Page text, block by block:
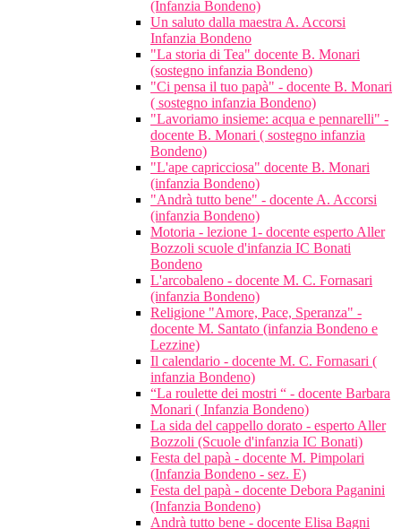
(Infanzia Bondeno)
Un saluto dalla maestra A. Accorsi
Infanzia Bondeno
"La storia di Tea" docente B. Monari
(sostegno infanzia Bondeno)
"Ci pensa il tuo papà" - docente B. Monari
( sostegno infanzia Bondeno)
"Lavoriamo insieme: acqua e pennarelli" -
docente B. Monari ( sostegno infanzia
Bondeno)
"L'ape capricciosa" docente B. Monari
(infanzia Bondeno)
"Andrà tutto bene" - docente A. Accorsi
(infanzia Bondeno)
Motoria - lezione 1- docente esperto Aller
Bozzoli scuole d'infanzia IC Bonati
Bondeno
L'arcobaleno - docente M. C. Fornasari
(infanzia Bondeno)
Religione "Amore, Pace, Speranza" -
docente M. Santato (infanzia Bondeno e
Lezzine)
Il calendario - docente M. C. Fornasari (
infanzia Bondeno)
“La roulette dei mostri “ - docente Barbara
Monari ( Infanzia Bondeno)
La sida del cappello dorato - esperto Aller
Bozzoli (Scuole d'infanzia IC Bonati)
Festa del papà - docente M. Pimpolari
(Infanzia Bondeno - sez. E)
Festa del papà - docente Debora Paganini
(Infanzia Bondeno)
Andrà tutto bene - docente Elisa Bagni